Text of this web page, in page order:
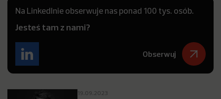
Na LinkedInie obserwuje nas ponad 100 tys. osób.
Jesteś tam z nami?
Obserwuj
19.09.2023